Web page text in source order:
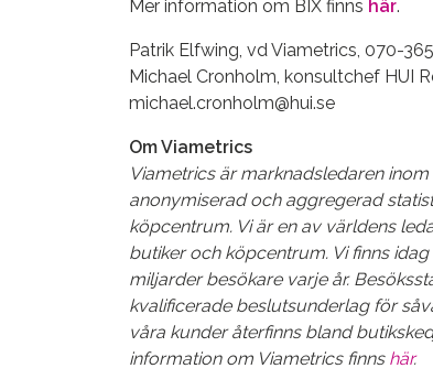
Mer information om BIX finns här.
Patrik Elfwing, vd Viametrics, 070-
Michael Cronholm, konsultchef HUI
michael.cronholm@hui.se
Om Viametrics
Viametrics är marknadsledaren
anonymiserad och aggregerad
köpcentrum. Vi är en av världens
butiker och köpcentrum. Vi finns
miljarder besökare varje år.
kvalificerade beslutsunderlag för
våra kunder återfinns bland
information om Viametrics finns här.